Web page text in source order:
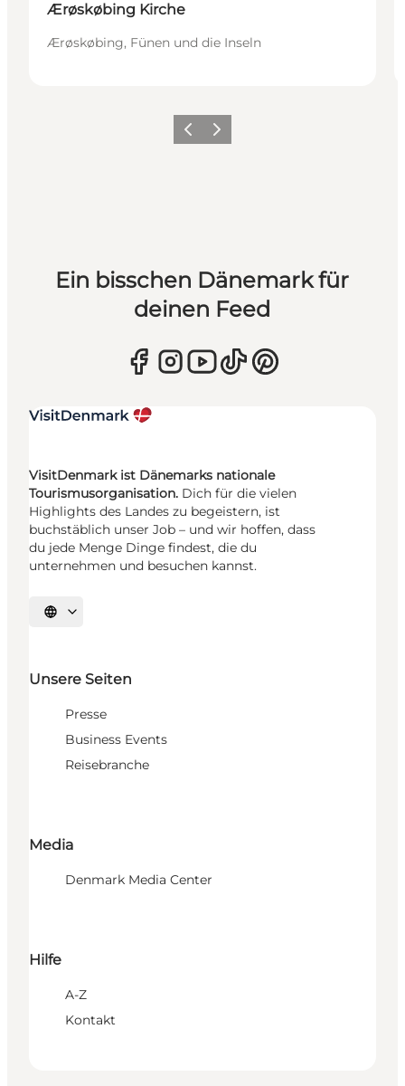
Ærøskøbing Kirche
Ærøskøbing, Fünen und die Inseln
ZurückWeiter
Ein bisschen Dänemark für
deinen Feed
VisitDenmark ist Dänemarks nationale
Tourismusorganisation. Dich für die vielen
Highlights des Landes zu begeistern, ist
buchstäblich unser Job – und wir hoffen, dass
du jede Menge Dinge findest, die du
unternehmen und besuchen kannst.
Sprache auswählen
Unsere Seiten
Presse
Business Events
Reisebranche
Media
Denmark Media Center
Hilfe
A-Z
Kontakt